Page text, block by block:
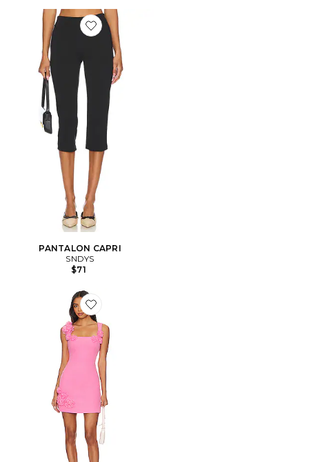
Favorite PANTALON CAPRI
PANTALON CAPRI
SNDYS
$71
Favorite ROBE COURTE TROMPE